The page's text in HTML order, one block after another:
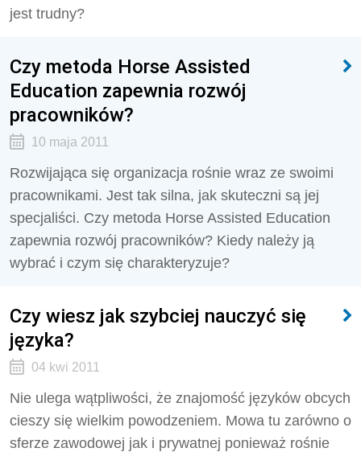
jest trudny?
Czy metoda Horse Assisted
Education zapewnia rozwój
pracowników?
10 maja 2011
Rozwijająca się organizacja rośnie wraz ze swoimi
pracownikami. Jest tak silna, jak skuteczni są jej
specjaliści. Czy metoda Horse Assisted Education
zapewnia rozwój pracowników? Kiedy należy ją
wybrać i czym się charakteryzuje?
Czy wiesz jak szybciej nauczyć się
języka?
04 kwi 2011
Nie ulega wątpliwości, że znajomość języków obcych
cieszy się wielkim powodzeniem. Mowa tu zarówno o
sferze zawodowej jak i prywatnej ponieważ rośnie